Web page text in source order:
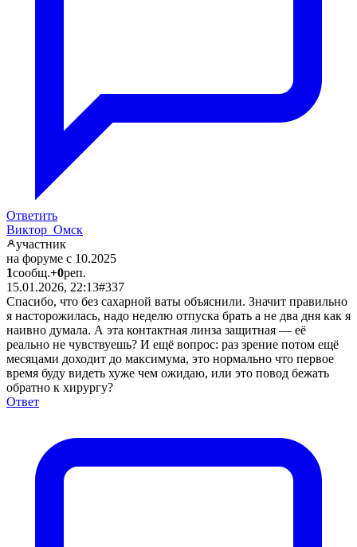
Ответить
Виктор_Омск
участник
на форуме с 10.2025
1сообщ.+0реп.
15.01.2026, 22:13#337
Спасибо, что без сахарной ваты объяснили. Значит правильно
я насторожилась, надо неделю отпуска брать а не два дня как я
наивно думала. А эта контактная линза защитная — её
реально не чувствуешь? И ещё вопрос: раз зрение потом ещё
месяцами доходит до максимума, это нормально что первое
время буду видеть хуже чем ожидаю, или это повод бежать
обратно к хирургу?
Ответ